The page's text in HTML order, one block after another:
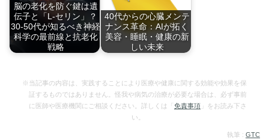
脳の老化を防ぐ鍵は遺
伝子と「L-セリン」？
30-50代が知るべき神経
科学の最前線と抗老化
戦略
40代からの心臓メンテ
ナンス革命：AIが拓く
美容・睡眠・健康の新
しい未来
※当記事の内容は、実践することにより医療や健康に関する効能や効果を保
証するものではありません。怪我や病気の治療が必要な場合は、必ず事前
に医師や医療機関にご相談ください。詳しくは「 免責事項 」をお読み下さ
い。
執筆 : GTC